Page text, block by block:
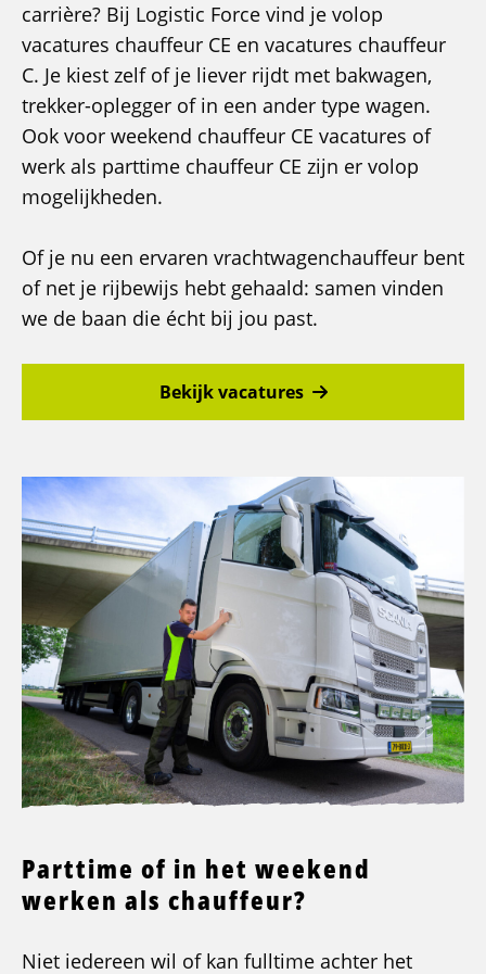
carrière? Bij Logistic Force vind je volop
vacatures chauffeur CE en vacatures chauffeur
C. Je kiest zelf of je liever rijdt met bakwagen,
trekker-oplegger of in een ander type wagen.
Ook voor weekend chauffeur CE vacatures of
werk als parttime chauffeur CE zijn er volop
mogelijkheden.
Of je nu een ervaren vrachtwagenchauffeur bent
of net je rijbewijs hebt gehaald: samen vinden
we de baan die écht bij jou past.
Bekijk vacatures
Parttime of in het weekend
werken als chauffeur?
Niet iedereen wil of kan fulltime achter het